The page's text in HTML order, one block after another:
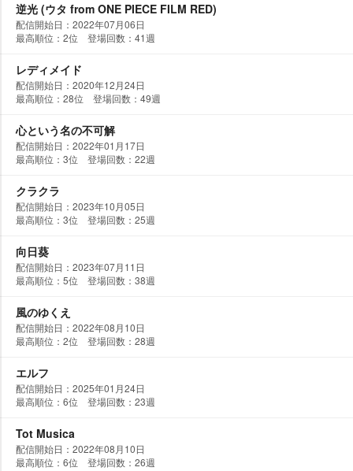
逆光 (ウタ from ONE PIECE FILM RED)
配信開始日：2022年07月06日
最高順位：2位 登場回数：41週
レディメイド
配信開始日：2020年12月24日
最高順位：28位 登場回数：49週
心という名の不可解
配信開始日：2022年01月17日
最高順位：3位 登場回数：22週
クラクラ
配信開始日：2023年10月05日
最高順位：3位 登場回数：25週
向日葵
配信開始日：2023年07月11日
最高順位：5位 登場回数：38週
風のゆくえ
配信開始日：2022年08月10日
最高順位：2位 登場回数：28週
エルフ
配信開始日：2025年01月24日
最高順位：6位 登場回数：23週
Tot Musica
配信開始日：2022年08月10日
最高順位：6位 登場回数：26週